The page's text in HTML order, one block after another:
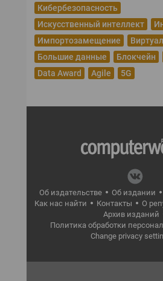
Кибербезопасность
Искусственный интеллект
Импортозамещение
Большие данные
Блокчейн
Data Award
Agile 5G
Об издательстве Об издании
Как нас найти
Контакты О
Архив изданий
Политика обработки
Change privacy